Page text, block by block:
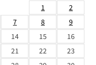
1
2
7 8
9
14 15
16
21 22
23